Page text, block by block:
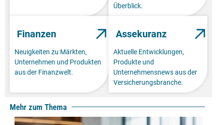
Überblick.
Finanzen
Neuigkeiten zu Märkten,
Unternehmen und Produkten
aus der Finanzwelt.
Assekuranz
Aktuelle Entwicklungen,
Produkte und
Unternehmensnews aus der
Versicherungsbranche.
Mehr zum Thema